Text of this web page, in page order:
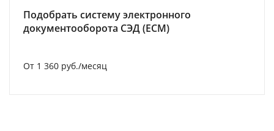
Подобрать систему электронного
документооборота СЭД (ECM)
От 1 360 руб./месяц